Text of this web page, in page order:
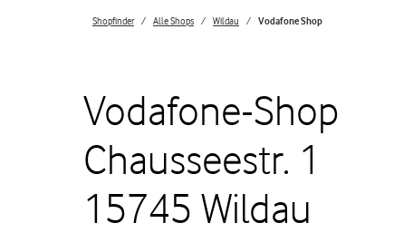
Shopfinder Alle Shops Wildau Vodafone Shop
Vodafone-Shop
Chausseestr. 1
15745 Wildau